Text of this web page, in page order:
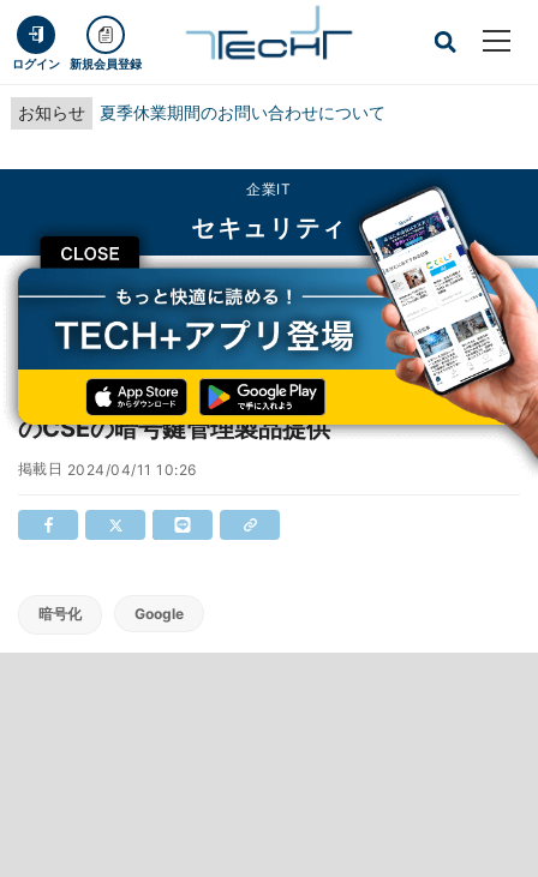
ログイン 新規会員登録
お知らせ 夏季休業期間のお問い合わせについて
CLOSE
企業IT
セキュリティ
TECH+ 企業IT
セキュリティ
日立ソリューションズ、Google WorkspaceのCSEの暗号鍵管理製品提供
日立ソリューションズ、Google Workspace
のCSEの暗号鍵管理製品提供
掲載日 2024/04/11 10:26
暗号化 Google